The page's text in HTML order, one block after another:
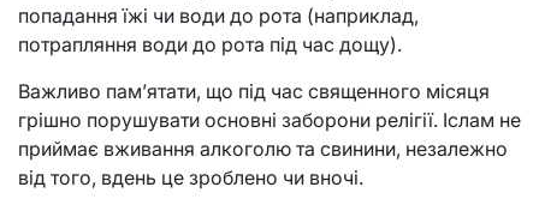
попадання їжі чи води до рота (наприклад,
потрапляння води до рота під час дощу).
Важливо пам’ятати, що під час священного місяця
грішно порушувати основні заборони релігії. Іслам не
приймає вживання алкоголю та свинини, незалежно
від того, вдень це зроблено чи вночі.